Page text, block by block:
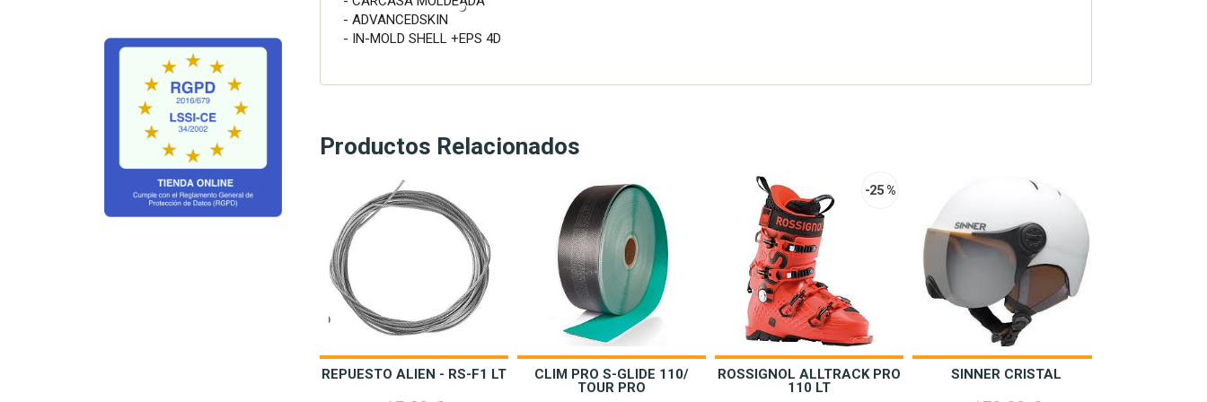
- ADVANCEDSKIN
- IN-MOLD SHELL +EPS 4D
Productos Relacionados
REPUESTO ALIEN - RS-F1 LT
CLIM PRO S-GLIDE 110/
TOUR PRO
-25 %
ROSSIGNOL ALLTRACK PRO
110 LT
SINNER CRISTAL